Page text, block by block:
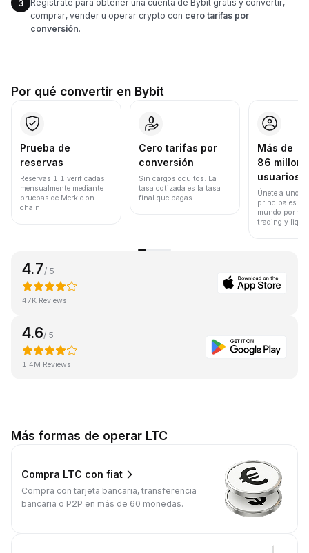
3
Regístrate para obtener una cuenta de Bybit gratis y convertir,
comprar, vender u operar crypto con cero tarifas por
conversión.
Por qué convertir en Bybit
Prueba de
reservas
Reservas 1:1 verificadas
mensualmente mediante
pruebas de Merkle on-
chain.
Cero tarifas por
conversión
Sin cargos ocultos. La
tasa cotizada es la tasa
final que pagas.
Más de
86
usuarios
Únete a uno
principales
mundo por
trading y
4.7 / 5
47K Reviews
4.6/ 5
1.4M Reviews
Más formas de operar LTC
Compra LTC con fiat
Compra con tarjeta bancaria, transferencia
bancaria o P2P en más de 60 monedas.